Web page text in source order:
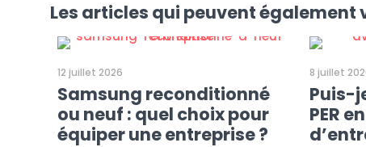
Les articles qui peuvent également
12 juillet 2026
Samsung reconditionné
ou neuf : quel choix pour
équiper une entreprise ?
8 juillet
Puis-
PER